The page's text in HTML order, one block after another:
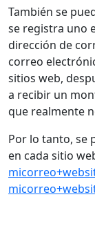
También se
se registra uno
dirección de
correo
sitios web,
a recibir un
que realmente
Por lo tanto, se
en cada sitio